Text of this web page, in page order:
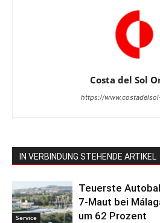
Costa del Sol
https://
IN VERBINDUNG STEHENDE ARTIKEL
Service
Teuerste
7-Maut bei
um 62 Prozent